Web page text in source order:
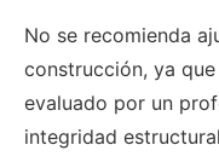
No se recomienda
construcción, ya
evaluado por un
integridad